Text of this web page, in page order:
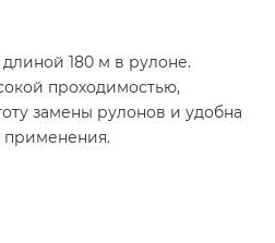
длиной 180 м в рулоне.
проходимостью,
замены рулонов и удобна
применения.